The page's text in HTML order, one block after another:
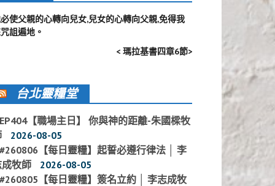
使父親的心轉向兒女,兒女的心轉向父親,免得我
詛遍地。
< 瑪拉基書四章6節>
台北靈糧堂
EP404【職場主日】 你與神的距離-朱國樑牧
2026-08-05
#260806【每日靈糧】起誓必遵行律法 │ 李
牧師
2026-08-05
#260805【每日靈糧】簽名立約 │ 李志成牧